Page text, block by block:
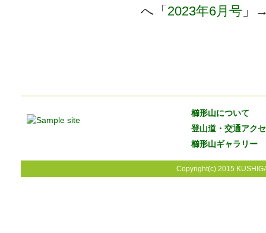
へ「 2023年6月号」
櫛形山について
登山道・交通アク
櫛形山ギャラリー
Copyright(c) 2015